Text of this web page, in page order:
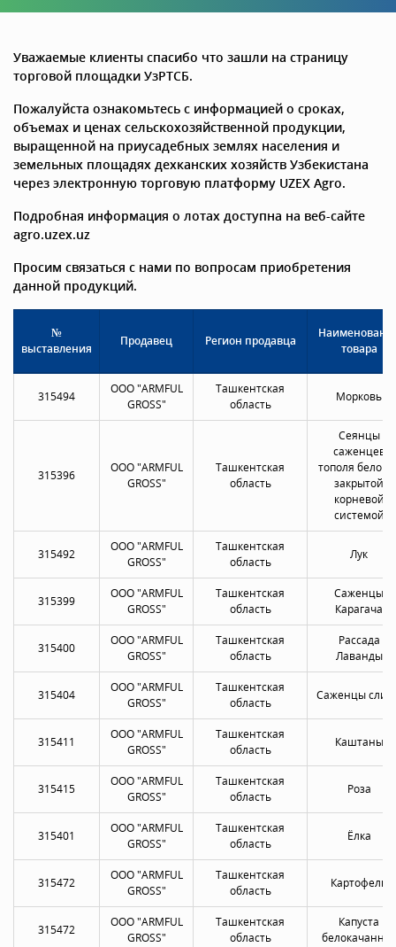
Уважаемые клиенты спасибо что зашли на страницу
торговой площадки УзРТСБ.
Пожалуйста ознакомьтесь с информацией о сроках,
объемах и ценах сельскохозяйственной продукции,
выращенной на приусадебных землях населения и
земельных площадях дехканских хозяйств Узбекистана
через электронную торговую платформу UZEX Agro.
Подробная информация о лотах доступна на веб-сайте
agro.uzex.uz
Просим связаться с нами по вопросам приобретения
данной продукций.
№
выставления
Продавец Регион продавца
товара
315494
OOO "ARMFUL
GROSS"
Ташкентская
область
Морковь
315396
OOO "ARMFUL
GROSS"
Ташкентская
область
Сеянцы
саженцев
тополя белого
закрытой
корневой
системой
315492
OOO "ARMFUL
GROSS"
Ташкентская
область
Лук
315399
OOO "ARMFUL
GROSS"
Ташкентская
область
Саженцы
Карагача
315400
OOO "ARMFUL
GROSS"
Ташкентская
область
Рассада
Лаванды
315404
OOO "ARMFUL
GROSS"
Ташкентская
область
Саженцы
315411
OOO "ARMFUL
GROSS"
Ташкентская
область
Каштаны
315415
OOO "ARMFUL
GROSS"
Ташкентская
область
Роза
315401
OOO "ARMFUL
GROSS"
Ташкентская
область
Ёлка
315472
OOO "ARMFUL
GROSS"
Ташкентская
область
Картофель
315472
OOO "ARMFUL
GROSS"
Ташкентская
область
Капуста
белокачанная